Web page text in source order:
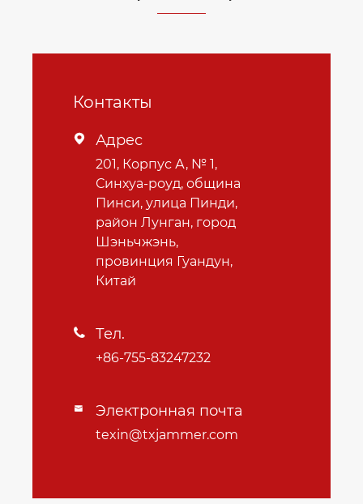
Контакты
 Адрес
201, Корпус А, № 1,
Синхуа-роуд, община
Пинси, улица Пинди,
район Лунган, город
Шэньчжэнь,
провинция Гуандун,
Китай
 Тел.
+86-755-83247232
 Электронная почта
texin@txjammer.com